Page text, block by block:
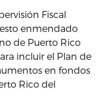
Fiscal
enmendado
de Puerto Rico
incluir el Plan de
en fondos
Rico del